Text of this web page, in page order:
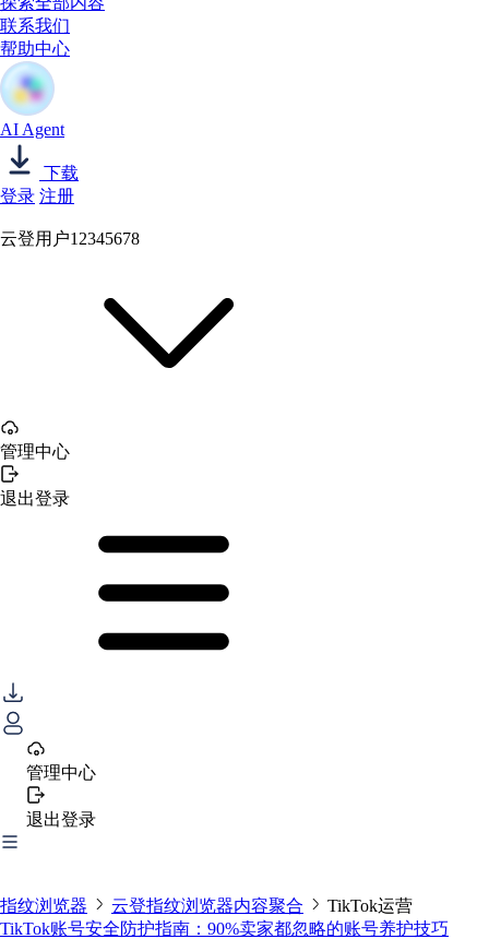
联系我们
帮助中心
AI Agent
下载
登录 注册
云登用户12345678
管理中心
退出登录
管理中心
退出登录
指纹浏览器 云登指纹浏览器内容聚合
TikTok运营
TikTok账号安全防护指南：90%卖家都忽略的账号养护技巧